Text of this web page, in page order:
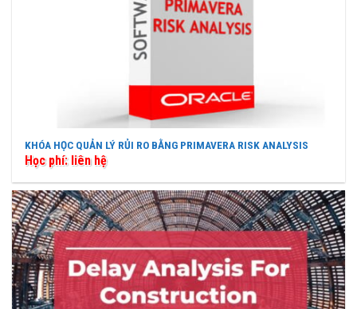
KHÓA HỌC QUẢN LÝ RỦI RO BẰNG PRIMAVERA RISK ANALYSIS
Học phí: liên hệ